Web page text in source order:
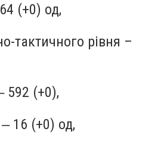
(+0) од,
тактичного рівня –
592 (+0),
16 (+0) од,